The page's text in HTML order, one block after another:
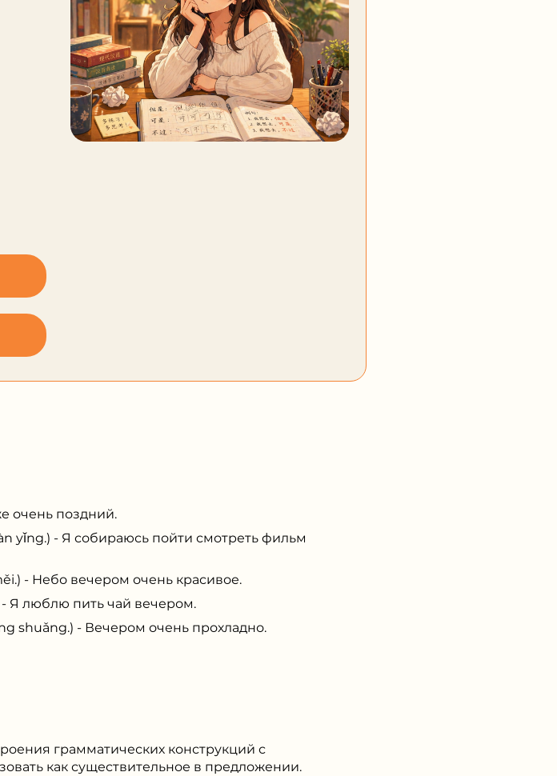
очень поздний.
yǐng.) - Я собираюсь пойти смотреть фильм
- Небо вечером очень красивое.
- Я люблю пить чай вечером.
shuǎng.) - Вечером очень прохладно.
грамматических конструкций с
как существительное в предложении.